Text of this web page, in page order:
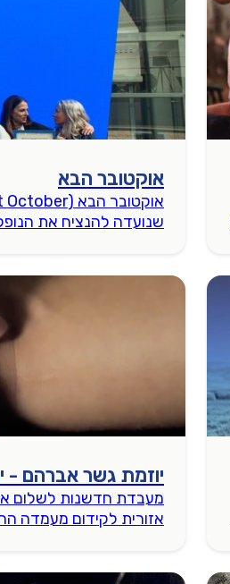
אוקטובר הבא
שנועדה להנציח את
יוזמת גשר אברהם -
מעבדת חדשנות לשלום
אזורית לקידום מעמדה